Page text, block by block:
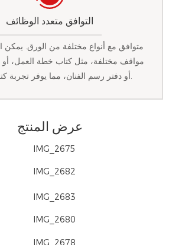
التوافق متعدد الوظائف
متوافق مع أنواع مختلفة من الورق.
مواقف مختلفة، مثل كتاب خطة العمل، أو
أو دفتر رسم الفنان، مما يوفر تجربة كتابة سلسة.
عرض المنتج